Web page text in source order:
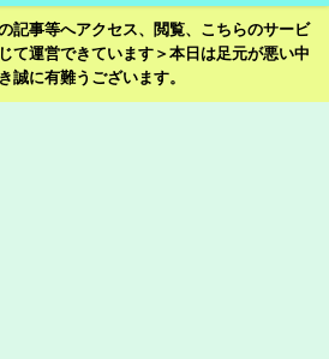
記事等へアクセス、閲覧、こちらのサービ
て運営できています＞本日は足元が悪い中
誠に有難うございます。